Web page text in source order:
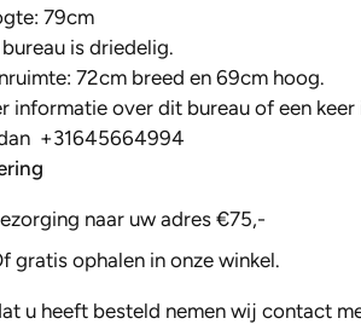
79cm
is driedelig.
72cm breed en 69cm hoog.
informatie over dit bureau of een
+31645664994
naar uw adres €75,-
gratis ophalen in onze winkel.
u heeft besteld nemen wij contact